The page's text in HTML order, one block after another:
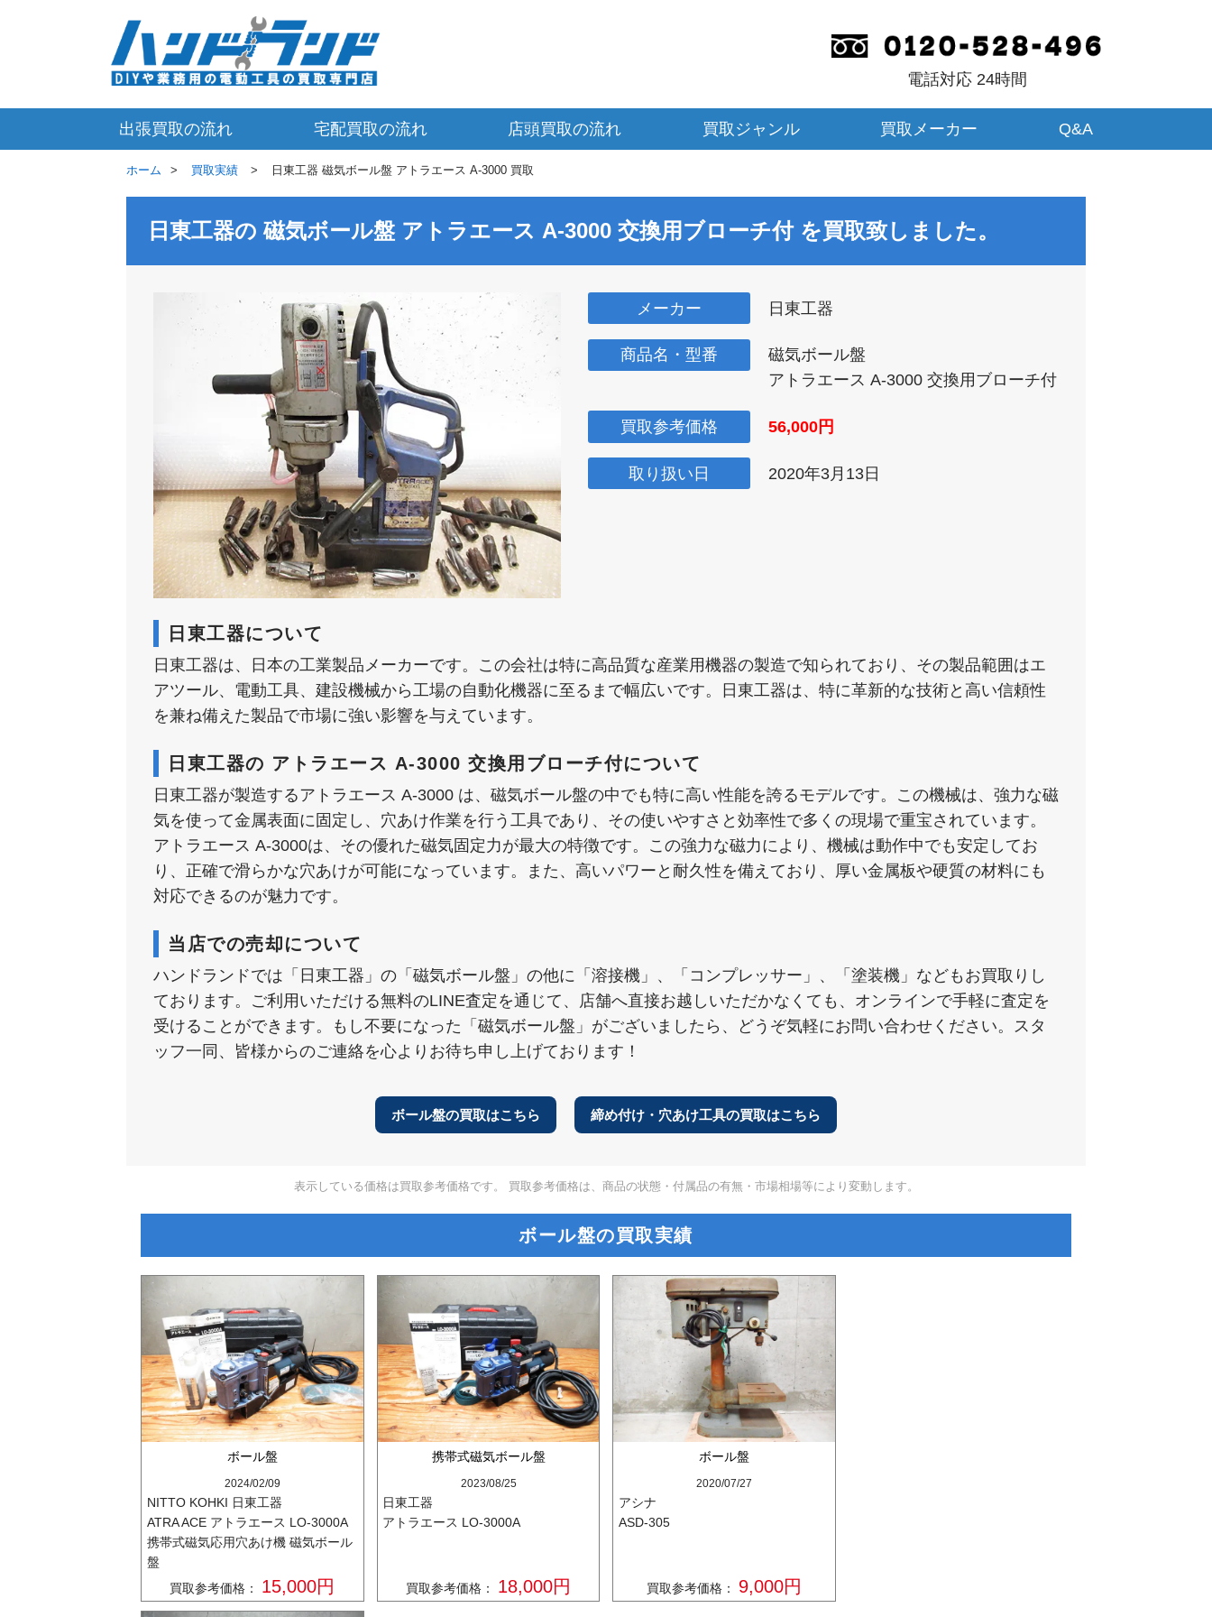
電話対応 24時間
出張買取の流れ 宅配買取の流れ 店頭買取の流れ 買取ジャンル 買取メーカー Q&A
ホーム 買取実績 日東工器 磁気ボール盤 アトラエース A-3000 買取
日東工器の 磁気ボール盤 アトラエース A-3000 交換用ブローチ付を買取致しました。
メーカー 日東工器
商品名・型番
磁気ボール盤
アトラエース A-3000 交換用ブローチ付
買取参考価格 56,000円
取り扱い日 2020年3月13日
日東工器について
日東工器は、日本の工業製品メーカーです。この会社は特に高品質な産業用機器の製造で知られており、その製品範囲はエ
アツール、電動工具、建設機械から工場の自動化機器に至るまで幅広いです。日東工器は、特に革新的な技術と高い信頼性
を兼ね備えた製品で市場に強い影響を与えています。
日東工器の アトラエース A-3000 交換用ブローチ付について
日東工器が製造するアトラエース A-3000 は、磁気ボール盤の中でも特に高い性能を誇るモデルです。この機械は、強力な磁
気を使って金属表面に固定し、穴あけ作業を行う工具であり、その使いやすさと効率性で多くの現場で重宝されています。
アトラエース A-3000は、その優れた磁気固定力が最大の特徴です。この強力な磁力により、機械は動作中でも安定してお
り、正確で滑らかな穴あけが可能になっています。また、高いパワーと耐久性を備えており、厚い金属板や硬質の材料にも
対応できるのが魅力です。
当店での売却について
ハンドランドでは「日東工器」の「磁気ボール盤」の他に「溶接機」、「コンプレッサー」、「塗装機」などもお買取りし
ております。ご利用いただける無料のLINE査定を通じて、店舗へ直接お越しいただかなくても、オンラインで手軽に査定を
受けることができます。もし不要になった「磁気ボール盤」がございましたら、どうぞ気軽にお問い合わせください。スタ
ッフ一同、皆様からのご連絡を心よりお待ち申し上げております！
ボール盤の買取はこちら 締め付け・穴あけ工具の買取はこちら
表示している価格は買取参考価格です。 買取参考価格は、商品の状態・付属品の有無・市場相場等により変動します。
ボール盤の買取実績
ボール盤
2024/02/09
NITTO KOHKI 日東工器
ATRA ACE アトラエース LO-3000A
携帯式磁気応用穴あけ機 磁気ボール
盤
買取参考価格： 15,000円
携帯式磁気ボール盤
2023/08/25
日東工器
アトラエース LO-3000A
買取参考価格： 18,000円
ボール盤
2020/07/27
アシナ
ASD-305
買取参考価格： 9,000円